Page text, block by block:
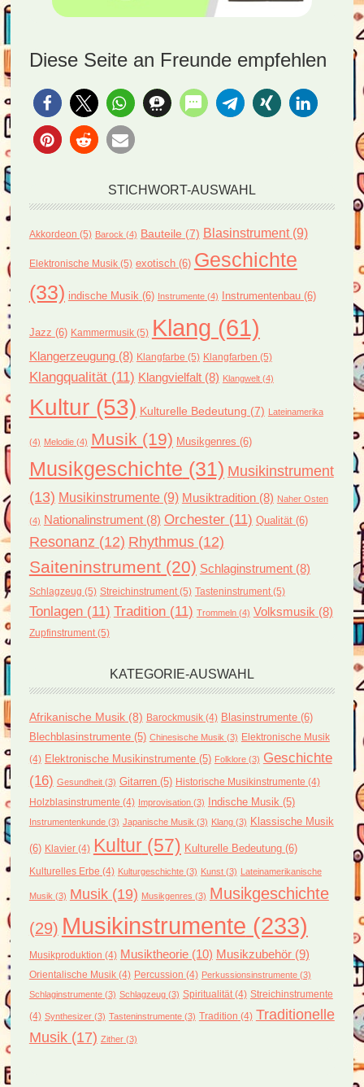
Diese Seite an Freunde empfehlen
STICHWORT-AUSWAHL
Akkordeon (5) Barock (4) Bauteile (7) Blasinstrument(9)
Elektronische Musik(5) exotisch(6) Geschichte
(33) indische Musik (6) Instrumente(4) Instrumentenbau(6)
Jazz (6) Kammermusik(5) Klang (61)
Klangerzeugung(8) Klangfarbe (5) Klangfarben (5)
Klangqualität(11) Klangvielfalt(8) Klangwelt(4)
Kultur(53) Kulturelle Bedeutung (7) Lateinamerika
(4) Melodie(4) Musik (19) Musikgenres (6)
Musikgeschichte (31) Musikinstrument
(13) Musikinstrumente(9) Musiktradition(8) Naher Osten
(4) Nationalinstrument(8) Orchester(11) Qualität(6)
Resonanz (12) Rhythmus(12)
Saiteninstrument(20) Schlaginstrument(8)
Schlagzeug (5) Streichinstrument(5) Tasteninstrument(5)
Tonlagen(11) Tradition(11) Trommeln(4) Volksmusik (8)
Zupfinstrument(5)
KATEGORIE-AUSWAHL
Afrikanische Musik(8) Barockmusik(4) Blasinstrumente(6)
Blechblasinstrumente(5) Chinesische Musik (3) Elektronische Musik
(4) Elektronische Musikinstrumente(5) Folklore(3) Geschichte
(16) Gesundheit(3) Gitarren(5) Historische Musikinstrumente (4)
Holzblasinstrumente (4) Improvisation(3) Indische Musik (5)
Instrumentenkunde(3) Japanische Musik (3) Klang(3) Klassische Musik
(6) Klavier(4) Kultur(57) Kulturelle Bedeutung(6)
Kulturelles Erbe (4) Kulturgeschichte(3) Kunst(3) Lateinamerikanische
Musik (3) Musik(19) Musikgenres (3) Musikgeschichte
(29) Musikinstrumente (233)
Musikproduktion (4) Musiktheorie(10) Musikzubehör(9)
Orientalische Musik(4) Percussion (4) Perkussionsinstrumente(3)
Schlaginstrumente(3) Schlagzeug(3) Spiritualität(4) Streichinstrumente
(4) Synthesizer(3) Tasteninstrumente(3) Tradition (4) Traditionelle
Musik(17) Zither(3)